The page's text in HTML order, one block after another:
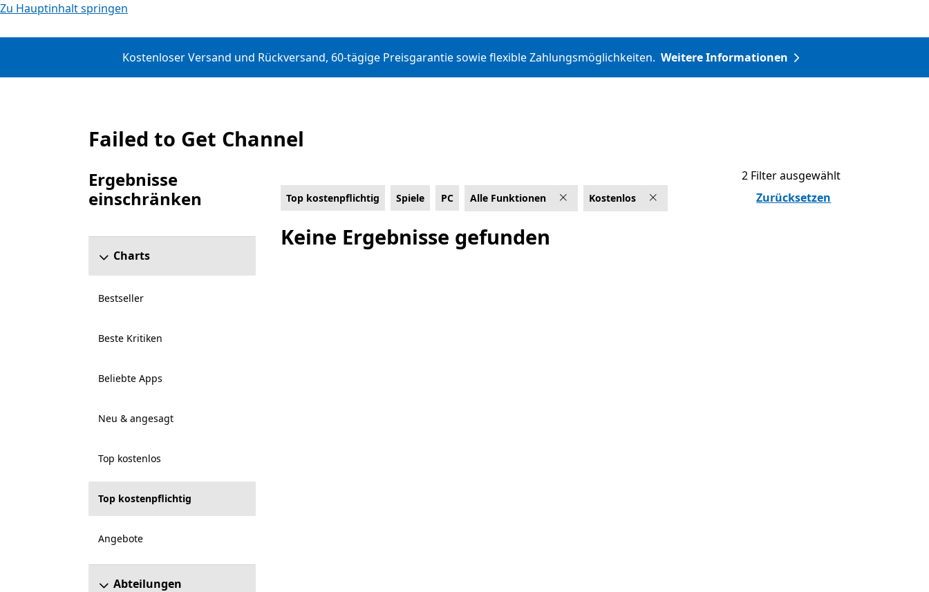
Zu Hauptinhalt springen
Kostenloser Versand und Rückversand, 60-tägige Preisgarantie sowie flexible Zahlungsmöglichkeiten. Weitere Informationen
Top kostenpflichtig
Failed to Get Channel
Ergebnisse
einschränken
Abschnitt „Ergebnisse einschränken“ überspringen
Charts
Bestseller
Beste Kritiken
Beliebte Apps
Neu & angesagt
Top kostenlos
Top kostenpflichtig
Angebote
Abteilungen
Top kostenpflichtig Spiele PC Alle Funktionen Kostenlos
2 Filter ausgewählt
Zurücksetzen
Keine Ergebnisse gefunden